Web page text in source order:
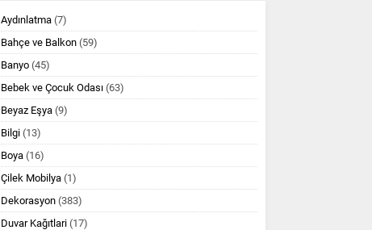
Aydınlatma (7)
Bahçe ve Balkon (59)
Banyo (45)
Bebek ve Çocuk Odası (63)
Beyaz Eşya (9)
Bilgi (13)
Boya (16)
Çilek Mobilya (1)
Dekorasyon (383)
Duvar Kağıtlari (17)